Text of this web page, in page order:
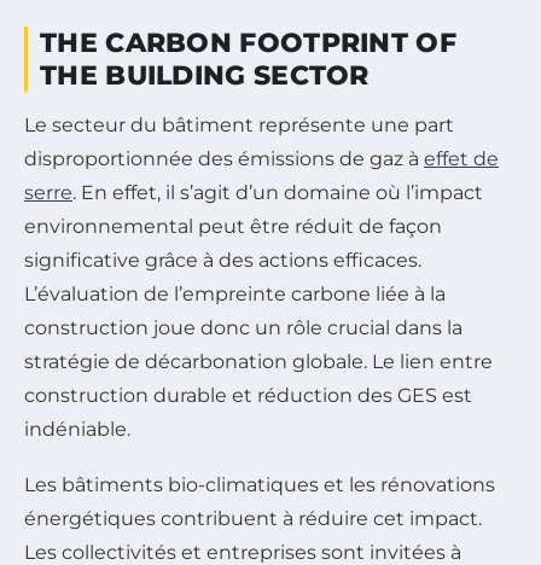
THE CARBON FOOTPRINT OF
THE BUILDING SECTOR
Le secteur du bâtiment représente une part
disproportionnée des émissions de gaz à effet de
serre. En effet, il s’agit d’un domaine où l’impact
environnemental peut être réduit de façon
significative grâce à des actions efficaces.
L’évaluation de l’empreinte carbone liée à la
construction joue donc un rôle crucial dans la
stratégie de décarbonation globale. Le lien entre
construction durable et réduction des GES est
indéniable.
Les bâtiments bio-climatiques et les rénovations
énergétiques contribuent à réduire cet impact.
Les collectivités et entreprises sont invitées à